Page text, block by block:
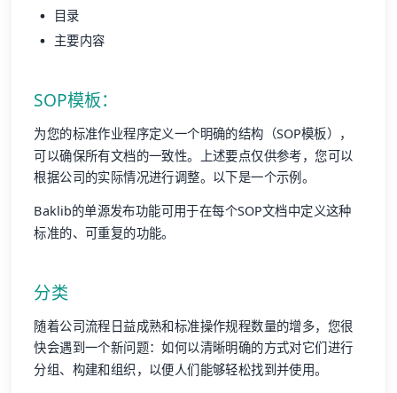
目录
主要内容
SOP模板：
为您的标准作业程序定义一个明确的结构（SOP模板），
可以确保所有文档的一致性。上述要点仅供参考，您可以
根据公司的实际情况进行调整。以下是一个示例。
Baklib的单源发布功能可用于在每个SOP文档中定义这种
标准的、可重复的功能。
分类
随着公司流程日益成熟和标准操作规程数量的增多，您很
快会遇到一个新问题：如何以清晰明确的方式对它们进行
分组、构建和组织，以便人们能够轻松找到并使用。